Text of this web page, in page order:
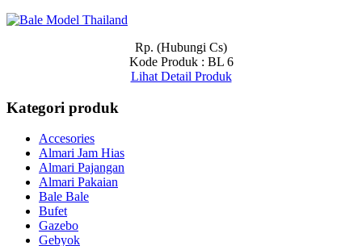
Rp. (Hubungi Cs)
Kode Produk : BL 6
Lihat Detail Produk
Kategori produk
Accesories
Almari Jam Hias
Almari Pajangan
Almari Pakaian
Bale Bale
Bufet
Gazebo
Gebyok